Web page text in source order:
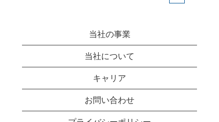
当社の事業
当社について
キャリア
お問い合わせ